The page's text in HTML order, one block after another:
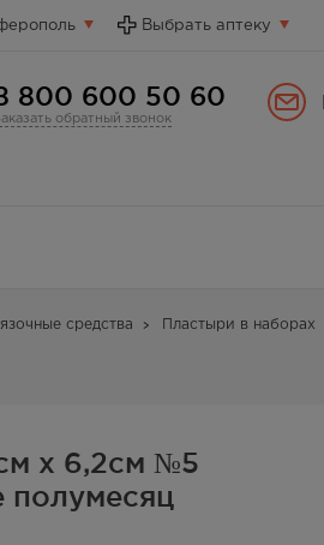
Выбрать аптеку
800 600 50 60
обратный звонок
средства Пластыри в наборах
х 6,2см №5